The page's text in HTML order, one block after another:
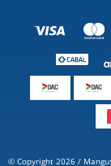
© Copyright 2026 /